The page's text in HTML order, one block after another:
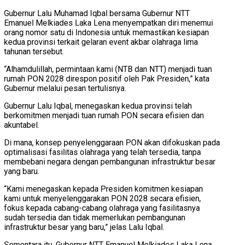
Gubernur Lalu Muhamad Iqbal bersama Gubernur NTT
Emanuel Melkiades Laka Lena menyempatkan diri menemui
orang nomor satu di Indonesia untuk memastikan kesiapan
kedua provinsi terkait gelaran event akbar olahraga lima
tahunan tersebut.
“Alhamdulillah, permintaan kami (NTB dan NTT) menjadi tuan
rumah PON 2028 direspon positif oleh Pak Presiden,” kata
Gubernur melalui pesan tertulisnya.
Gubernur Lalu Iqbal, menegaskan kedua provinsi telah
berkomitmen menjadi tuan rumah PON secara efisien dan
akuntabel.
Di mana, konsep penyelenggaraan PON akan difokuskan pada
optimalisasi fasilitas olahraga yang telah tersedia, tanpa
membebani negara dengan pembangunan infrastruktur besar
yang baru.
“Kami menegaskan kepada Presiden komitmen kesiapan
kami untuk menyelenggarakan PON 2028 secara efisien,
fokus kepada cabang-cabang olahraga yang fasilitasnya
sudah tersedia dan tidak memerlukan pembangunan
infrastruktur besar yang baru,” jelas Lalu Iqbal.